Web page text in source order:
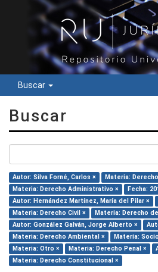
Buscar
Buscar
Autor: Silva Forné, Carlos × Materia:
Materia: Derecho Administrativo ×
Fecha:
Autor: Hernández Martínez, María del Pilar ×
Materia: Derecho Civil ×
Materia: Derecho
Autor: González Galván, Jorge Alberto ×
Materia: Derecho Ambiental ×
Materia:
Materia: Otro ×
Materia: Derecho Penal ×
Materia: Derecho Constitucional ×